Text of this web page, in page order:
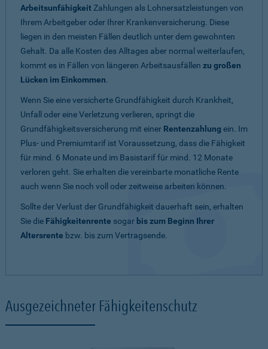
ArbeitsunfähigkeitZahlungen als Lohnersatzleistungen von
Ihrem Arbeitgeber oder Ihrer Krankenversicherung. Diese
liegen in den meisten Fällen deutlich unter dem gewohnten
Gehalt. Da alle Kosten des Alltages aber normal weiterlaufen,
kommt es in Fällen von längeren Arbeitsausfällen zu großen
Lücken im Einkommen.
Wenn Sie eine versicherte Grundfähigkeit durch Krankheit,
Unfall oder eine Verletzung verlieren, springt die
Grundfähigkeitsversicherung mit einer Rentenzahlung ein. Im
Plus- und Premiumtarif ist Voraussetzung, dass die Fähigkeit
für mind. 6 Monate und im Basistarif für mind. 12 Monate
verloren geht. Sie erhalten die vereinbarte monatliche Rente
auch wenn Sie noch voll oder zeitweise arbeiten können.
Sollte der Verlust der Grundfähigkeit dauerhaft sein, erhalten
Sie die Fähigkeitenrente sogar bis zum Beginn Ihrer
Altersrente bzw. bis zum Vertragsende.
Ausgezeichneter Fähigkeitenschutz